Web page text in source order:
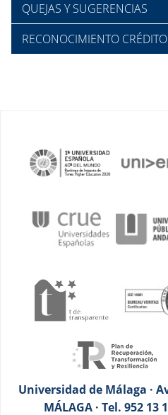
QUEJAS Y SUGERENCIAS
RECONOCIMIENTO
Universidad de Málaga ·
MÁLAGA · Tel. 952 13